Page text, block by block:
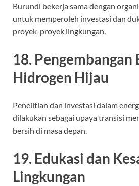
Burundi bekerja sama dengan
untuk memperoleh investasi dan
proyek-proyek lingkungan.
18. Pengembangan
Hidrogen Hijau
Penelitian dan investasi dalam
dilakukan sebagai upaya transisi
bersih di masa depan.
19. Edukasi dan
Lingkungan